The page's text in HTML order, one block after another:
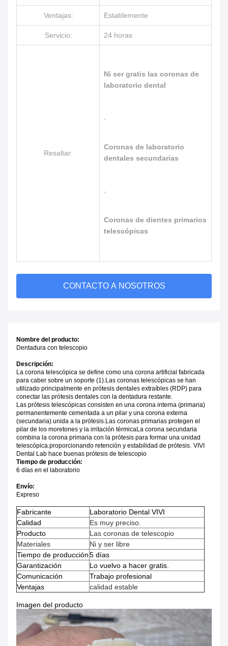
Ventajas: Establemente
Servicio: 24 horas
Resaltar:
Ni ser gratis las coronas de
laboratorio dental
Coronas de laboratorio
dentales secundarias
Coronas de dientes primarios
telescópicas
CONTACTO A NOSOTROS
Nombre del producto:
Dentadura con telescopio
Descripción:
La corona telescópica se define como una corona artificial fabricada
para caber sobre un soporte (1).Las coronas telescópicas se han
utilizado principalmente en prótesis dentales extraíbles (RDP) para
conectar las prótesis dentales con la dentadura restante.
Las prótesis telescópicas consisten en una corona interna (primaria)
permanentemente cementada a un pilar y una corona externa
(secundaria) unida a la prótesis.Las coronas primarias protegen el
pilar de los moretones y la irritación térmicaLa corona secundaria
combina la corona primaria con la prótesis para formar una unidad
telescópica.proporcionando retención y estabilidad de prótesis. VIVI
Dental Lab hace buenas prótesis de telescopio
Tiempo de producción:
6 días en el laboratorio
Envío:
Expreso
Fabricante
Laboratorio Dental VIVI
Calidad
Es muy preciso.
Producto
Las coronas de telescopio
Materiales
Ni y ser libre
Tiempo de producción5 días
Garantización
Lo vuelvo a hacer gratis.
Comunicación
Trabajo profesional
Ventajas
calidad estable
Imagen del producto